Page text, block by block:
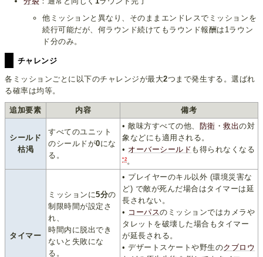
他ミッションと異なり、そのままエンドレスでミッションを
続行可能だが、何ラウンド続けてもラウンド報酬は1ラウン
ド分のみ。
チャレンジ
各ミッションごとに以下のチャレンジが最大2つまで発生する。選ばれ
る確率は均等。
追加要素 内容 備考
シールド
枯渇
すべてのユニット
のシールドが0にな
る。
• 敵味方すべての他、 防衛 ・救出の対
象などにも適用される。
• オーバーシールド も得られなくなる
*2。
タイマー
ミッションに5分の
制限時間が設定さ
れ、
時間内に脱出でき
ないと失敗にな
る。
• プレイヤーのキル以外 (環境災害な
ど) で敵が死んだ場合はタイマーは延
長されない。
• コーパスのミッションではカメラや
タレットを破壊した場合もタイマー
が延長される。
• デザートスケートや野生のクブロウ